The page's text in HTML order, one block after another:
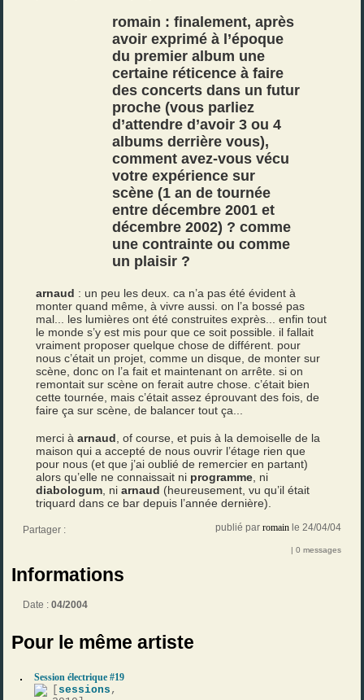
romain : finalement, après
avoir exprimé à l’époque
du premier album une
certaine réticence à faire
des concerts dans un futur
proche (vous parliez
d’attendre d’avoir 3 ou 4
albums derrière vous),
comment avez-vous vécu
votre expérience sur
scène (1 an de tournée
entre décembre 2001 et
décembre 2002) ? comme
une contrainte ou comme
un plaisir ?
arnaud : un peu les deux. ca n’a pas été évident à
monter quand même, à vivre aussi. on l’a bossé pas
mal... les lumières ont été construites exprès... enfin tout
le monde s’y est mis pour que ce soit possible. il fallait
vraiment proposer quelque chose de différent. pour
nous c’était un projet, comme un disque, de monter sur
scène, donc on l’a fait et maintenant on arrête. si on
remontait sur scène on ferait autre chose. c’était bien
cette tournée, mais c’était assez éprouvant des fois, de
faire ça sur scène, de balancer tout ça...
merci àarnaud , of course, et puis à la demoiselle de la
maison qui a accepté de nous ouvrir l’étage rien que
pour nous (et que j’ai oublié de remercier en partant)
alors qu’elle ne connaissait ni programme , ni
diabologum , niarnaud (heureusement, vu qu’il était
triquard dans ce bar depuis l’année dernière).
Partager : publié par romain le 24/04/04
| 0 messages
Informations
Date :04/2004
Pour le même artiste
Session électrique #19
sessions ,